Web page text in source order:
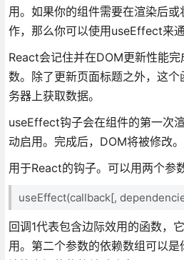
用。如果你的组件需要在渲染后
作，那么你可以使用useEffect来通
React会记住并在DOM更新性能
数。除了更新页面标题之外，这
务器上获取数据。
useEffect钩子会在组件的第一次
动启用。完成后，DOM将被修改。
用于React的钩子。可以用两个参
useEffect(callback[,
回调1代表包含边际效用的函数，
用。第二个参数的依赖数组可以